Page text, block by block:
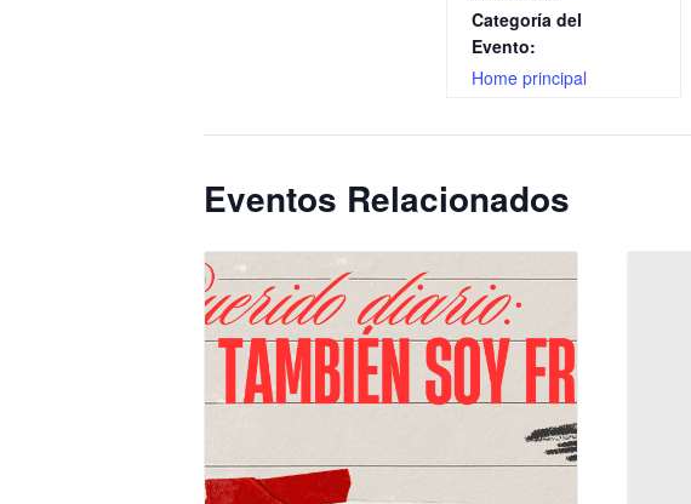
Categoría del
Evento:
Home principal
Eventos Relacionados